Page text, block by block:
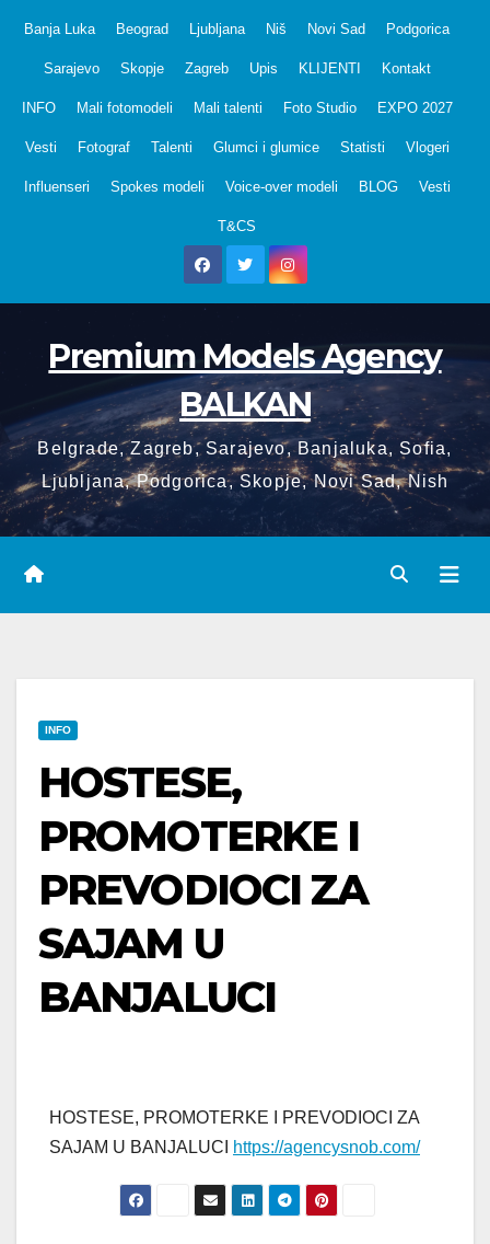
Banja Luka Beograd Ljubljana Niš Novi Sad Podgorica
Sarajevo Skopje Zagreb Upis KLIJENTI Kontakt
INFO Mali fotomodeli Mali talenti Foto Studio EXPO 2027
Vesti Fotograf Talenti Glumci i glumice Statisti Vlogeri
Influenseri Spokes modeli Voice-over modeli BLOG Vesti
T&CS
Premium Models Agency
BALKAN
Belgrade, Zagreb, Sarajevo, Banjaluka, Sofia,
Ljubljana, Podgorica, Skopje, Novi Sad, Nish
INFO
HOSTESE,
PROMOTERKE I
PREVODIOCI ZA
SAJAM U
BANJALUCI
HOSTESE, PROMOTERKE I PREVODIOCI ZA
SAJAM U BANJALUCI
https://agencysnob.com/